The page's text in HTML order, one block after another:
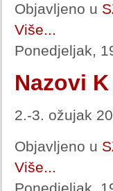
Objavljeno u
Više...
Ponedjeljak,
Nazovi
2.-3. ožujak
Objavljeno u
Više...